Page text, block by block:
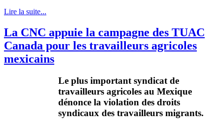
Lire la suite...
La CNC appuie la campagne des TUAC
Canada pour les travailleurs agricoles
mexicains
Le plus important syndicat de
travailleurs agricoles au Mexique
dénonce la violation des droits
syndicaux des travailleurs migrants.